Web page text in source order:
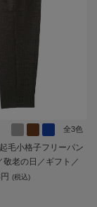
全3色
毛小格子フリーパン
敬老の日／ギフト／
CF】
(税込)